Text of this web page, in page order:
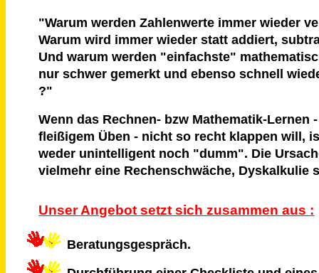
"Warum werden Zahlenwerte immer wieder
Warum wird immer wieder statt addiert,
Und warum werden "einfachste"
nur schwer gemerkt und ebenso schnell
?"
Wenn das Rechnen- bzw Mathematik-Lernen
fleißigem Üben - nicht so recht klappen will,
weder unintelligent noch "dumm". Die
vielmehr eine Rechenschwäche, Dyskalkulie
Unser Angebot setzt sich zusammen aus :
Beratungsgespräch.